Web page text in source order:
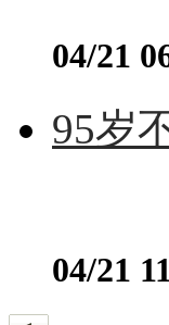
04/21
95岁
04/21